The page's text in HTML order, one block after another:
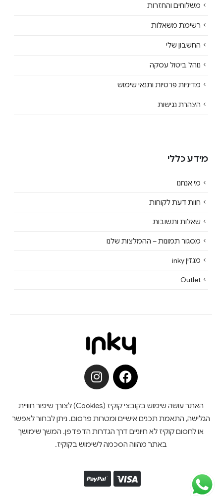
משלוחים והחזרות
רשימת משאלות
החשבון שלי
נוהל ביטול עסקה
מדיניות פרטיות ותנאי שימוש
הצהרת נגישות
מידע כללי
מי אנחנו
חוות דעת לקוחות
שאלות ותשובות
מסגור תמונות – ההמלצות שלנו
מגזין inky
Outlet
האתר עושה שימוש בקובצי קוקיז (Cookies) לצורך שיפור חוויית
הגלישה, התאמת תכנים אישיים ומטרות פרסום. ניתן לבחור לאפשר
או לחסום קוקיז לא חיוניים דרך הגדרות הדפדפן. המשך שימושך
באתר מהווה הסכמה לשימוש בקוקיז.